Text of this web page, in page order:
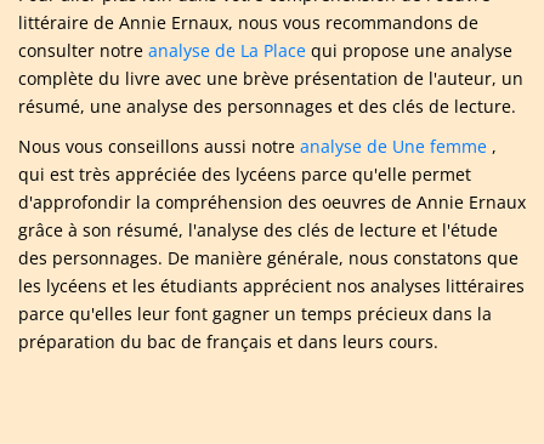
littéraire de Annie Ernaux, nous vous recommandons de
consulter notre analyse de La Place qui propose une analyse
complète du livre avec une brève présentation de l'auteur, un
résumé, une analyse des personnages et des clés de lecture.
Nous vous conseillons aussi notre analyse de Une femme ,
qui est très appréciée des lycéens parce qu'elle permet
d'approfondir la compréhension des oeuvres de Annie Ernaux
grâce à son résumé, l'analyse des clés de lecture et l'étude
des personnages. De manière générale, nous constatons que
les lycéens et les étudiants apprécient nos analyses littéraires
parce qu'elles leur font gagner un temps précieux dans la
préparation du bac de français et dans leurs cours.